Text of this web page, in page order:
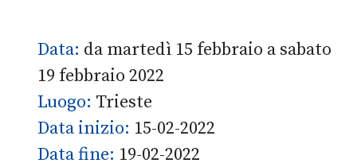
Data: da martedì 15 febbraio a sabato
19 febbraio 2022
Luogo: Trieste
Data inizio: 15-02-2022
Data fine: 19-02-2022